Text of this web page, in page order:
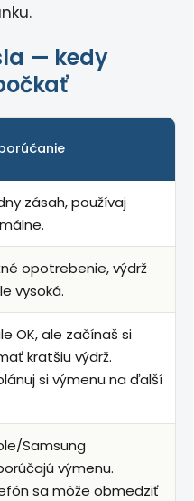
— kedy
zásah, používaj
opotrebenie, výdrž
vysoká.
OK, ale začínaš si
kratšiu výdrž.
si výmenu na ďalší
Samsung
výmenu.
sa môže obmedziť